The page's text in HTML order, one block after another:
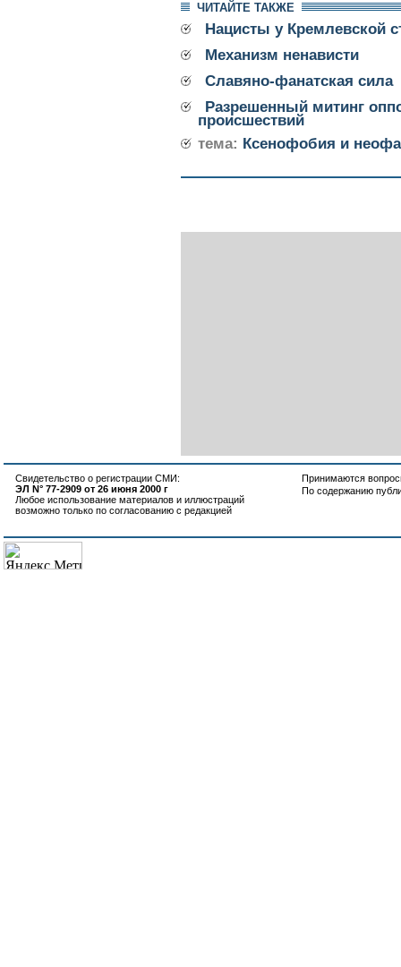
ЧИТАЙТЕ ТАКЖЕ
Нацисты у Кремлевской
Механизм ненависти
Славяно-фанатская сила
Разрешенный митинг
происшествий
тема: Ксенофобия и
Свидетельство о регистрации СМИ:
ЭЛ N° 77-2909 от 26 июня 2000 г
Любое использование материалов и иллюстраций
возможно только по согласованию с редакцией
Принимаются
По содержанию